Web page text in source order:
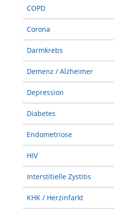
COPD
Corona
Darmkrebs
Demenz / Alzheimer
Depression
Diabetes
Endometriose
HIV
Interstitielle Zystitis
KHK / Herzinfarkt